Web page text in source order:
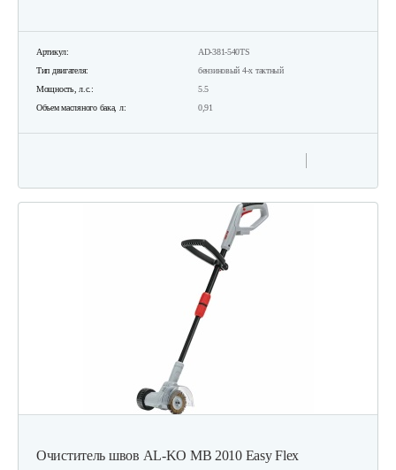
Артикул:
AD-381-540TS
Тип двигателя:
бензиновый 4-х тактный
Мощность, л.с.:
5.5
Объем масляного бака, л:
0,91
Очиститель швов AL-KO МВ 2010 Easy Flex